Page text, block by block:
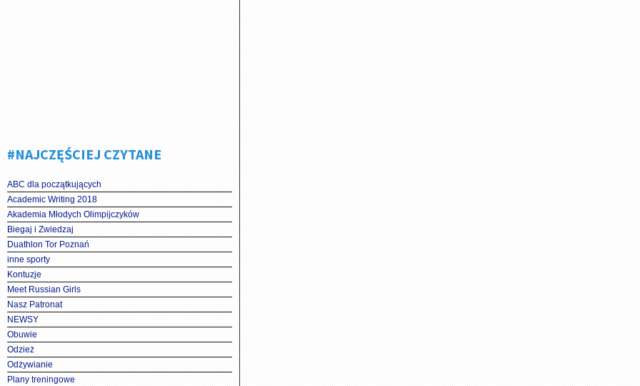
#NAJCZĘŚCIEJ CZYTANE
ABC dla początkujących
Academic Writing 2018
Akademia Młodych Olimpijczyków
Biegaj i Zwiedzaj
Duathlon Tor Poznań
inne sporty
Kontuzje
Meet Russian Girls
Nasz Patronat
NEWSY
Obuwie
Odzież
Odżywianie
Plany treningowe